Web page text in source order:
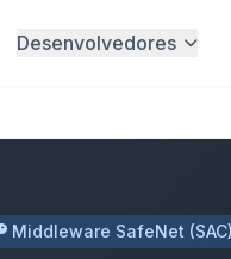
Desenvolvedores
Middleware SafeNet (SAC)